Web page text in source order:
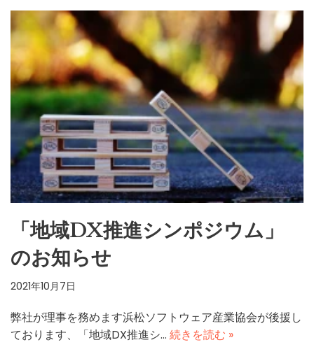
「地域DX推進シンポジウム」
のお知らせ
2021年10月7日
弊社が理事を務めます浜松ソフトウェア産業協会が後援し
ております、「地域DX推進シ… 続きを読む »